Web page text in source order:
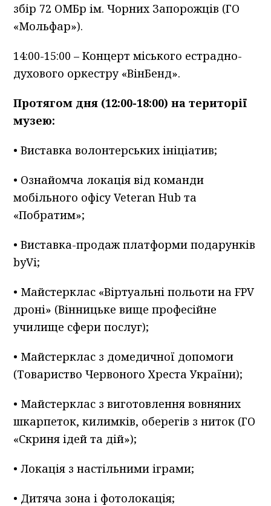
збір 72 ОМБр ім. Чорних Запорожців (ГО
«Мольфар»).
14:00-15:00 – Концерт міського естрадно-
духового оркестру «ВінБенд».
Протягом дня (12:00-18:00) на території
музею:
• Виставка волонтерських ініціатив;
• Ознайомча локація від команди
мобільного офісу Veteran Hub та
«Побратим»;
• Виставка-продаж платформи подарунків
byVi;
• Майстерклас «Віртуальні польоти на FPV
дроні» (Вінницьке вище професійне
училище сфери послуг);
• Майстерклас з домедичної допомоги
(Товариство Червоного Хреста України);
• Майстерклас з виготовлення вовняних
шкарпеток, килимків, оберегів з ниток (ГО
«Скриня ідей та дій»);
• Локація з настільними іграми;
• Дитяча зона і фотолокація;